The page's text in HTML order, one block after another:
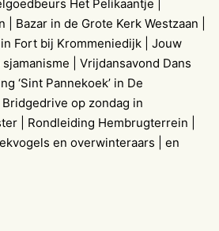
Het Pelikaantje |
Bazar in de Grote Kerk Westzaan |
Fort bij Krommeniedijk | Jouw
| Vrijdansavond Dans
‘Sint Pannekoek’ in De
op zondag in
| Rondleiding Hembrugterrein |
en overwinteraars | en